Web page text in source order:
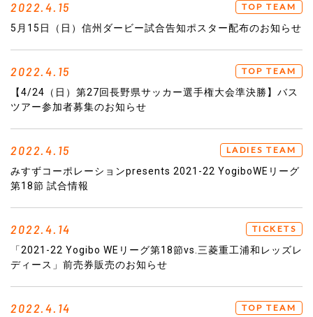
2022.4.15 TOP TEAM
5月15日（日）信州ダービー試合告知ポスター配布のお知らせ
2022.4.15 TOP TEAM
【4/24（日）第27回長野県サッカー選手権大会準決勝】バス
ツアー参加者募集のお知らせ
2022.4.15 LADIES TEAM
みすずコーポレーションpresents 2021-22 YogiboWEリーグ
第18節 試合情報
2022.4.14 TICKETS
「2021-22 Yogibo WEリーグ第18節vs.三菱重工浦和レッズレ
ディース」前売券販売のお知らせ
2022.4.14 TOP TEAM